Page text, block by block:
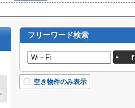
フリーワード検索
空き物件のみ表示